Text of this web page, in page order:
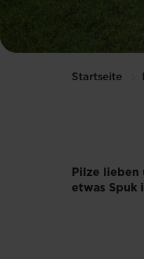
Startseite
Pilze lieben
etwas Spuk